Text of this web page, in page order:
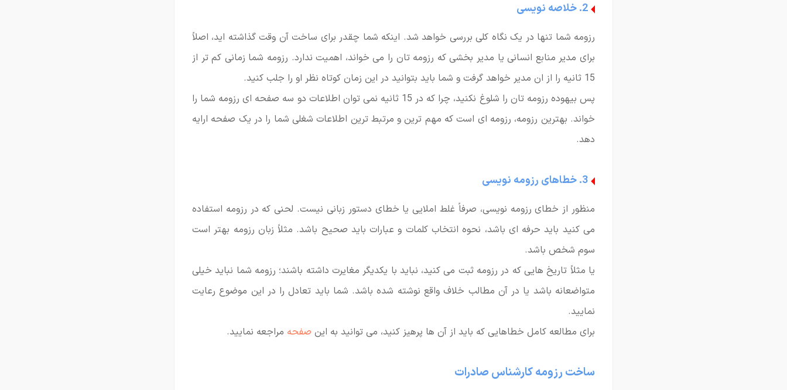
2. خلاصه نویسی
رزومه شما تنها در یک نگاه کلی بررسی خواهد شد. اینکه شما چقدر برای ساخت آن وقت گذاشته اید، اصلاً
برای مدیر منابع انسانی یا مدیر بخشی که رزومه تان را می خواند، اهمیت ندارد. رزومه شما زمانی کم تر از
15 ثانیه را از ان مدیر خواهد گرفت و شما باید بتوانید در این زمان کوتاه نظر او را جلب کنید.
پس بیهوده رزومه تان را شلوغ نکنید، چرا که در 15 ثانیه نمی توان اطلاعات دو سه صفحه ای رزومه شما را
خواند. بهترین رزومه، رزومه ای است که مهم ترین و مرتبط ترین اطلاعات شغلی شما را در یک صفحه ارایه
دهد.
3. خطاهای رزومه نویسی
منظور از خطای رزومه نویسی، صرفاً غلط املایی یا خطای دستور زبانی نیست. لحنی که در رزومه استفاده
می کنید باید حرفه ای باشد، نحوه انتخاب کلمات و عبارات باید صحیح باشد. مثلاً زبان رزومه بهتر است
سوم شخص باشد.
یا مثلاً تاریخ هایی که در رزومه ثبت می کنید، نباید با یکدیگر مغایرت داشته باشند؛ رزومه شما نباید خیلی
متواضعانه باشد یا در آن مطالب خلاف واقع نوشته شده باشد. شما باید تعادل را در این موضوع رعایت
نمایید.
برای مطالعه کامل خطاهایی که باید از آن ها پرهیز کنید، می توانید به این صفحه مراجعه نمایید.
ساخت رزومه کارشناس صادرات